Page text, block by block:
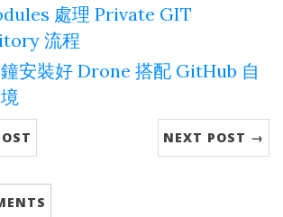
處理 Private GIT
流程
安裝好 Drone 搭配 GitHub 自
NEXT POST →